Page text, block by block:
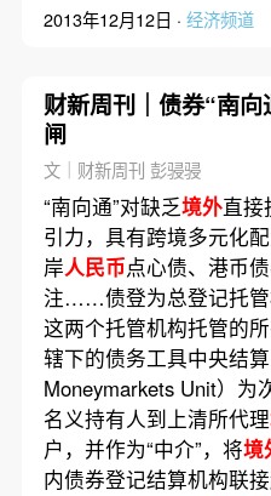
2013年12月12日 · 经济频道
财新周刊｜债券“南向
闸
文｜财新周刊 彭骎骎
“南向通”对缺乏境外直接
引力，具有跨境多元化
岸人民币点心债、港币
注……债登为总登记托管
这两个托管机构托管的
辖下的债务工具中央结
Moneymarkets Unit）为
名义持有人到上清所代理
户，并作为“中介”，将境
内债券登记结算机构联